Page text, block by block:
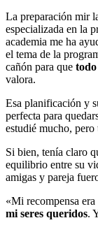
La preparación mir
especializada en la
academia me ha
el tema de la
cañón para que todo
valora.
Esa planificación y
perfecta para
estudié mucho,
Si bien, tenía claro
equilibrio entre su
amigas y pareja
«Mi recompensa era
mi seres queridos.